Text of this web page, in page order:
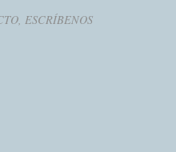
ESCRÍBENOS